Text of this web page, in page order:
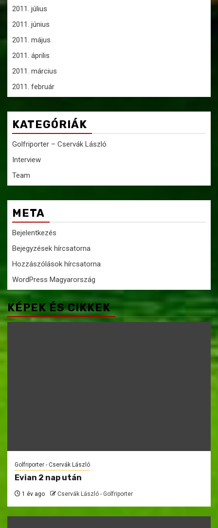
2011. július
2011. június
2011. május
2011. április
2011. március
2011. február
KATEGÓRIÁK
Golfriporter – Cservák László
Interview
Team
META
Bejelentkezés
Bejegyzések hírcsatorna
Hozzászólások hírcsatorna
WordPress Magyarország
KÉPEK ÉS CIKKEK
Golfriporter - Cservák László
Evian 2 nap után
1 év ago Cservák László - Golfriporter